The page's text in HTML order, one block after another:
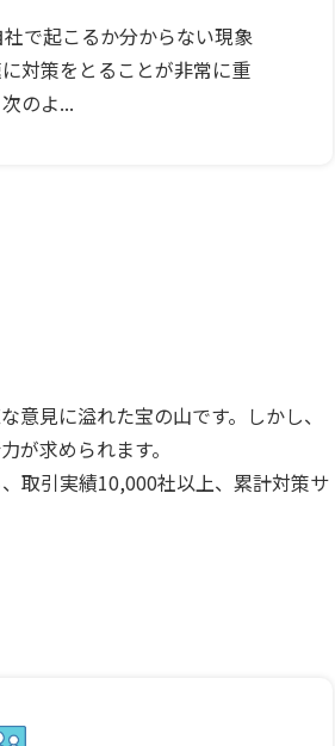
で起こるか分からない現象
対策をとることが非常に重
のよ...
見に溢れた宝の山です。しかし、
が求められます。
取引実績10,000社以上、累計対策サ